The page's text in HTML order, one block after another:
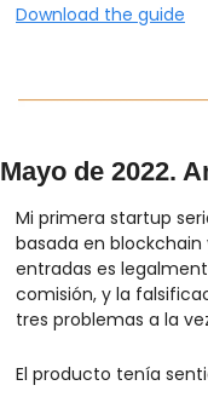
Download the guide
Mayo de 2022.
Mi primera startup
basada en blockchain
entradas es
comisión, y la
tres problemas a la
El producto tenía